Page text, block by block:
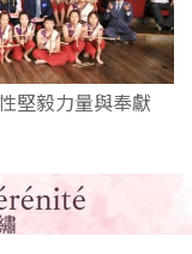
堅毅力量與奉獻